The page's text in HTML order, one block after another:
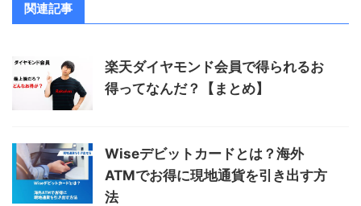
関連記事
楽天ダイヤモンド会員で得られるお
得ってなんだ？【まとめ】
Wiseデビットカードとは？海外
ATMでお得に現地通貨を引き出す方
法